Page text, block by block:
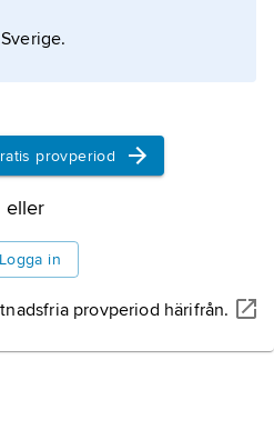
artikeln
provperiod
eller
Logga in
provperiod härifrån.